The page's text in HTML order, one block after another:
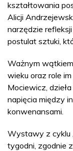
kształtowania
Alicji
narzędzie
postulat sztuki,
Ważnym
wieku oraz role
Mociewicz,
napięcia między
konwenansami.
Wystawy z cyklu
tygodni, zgodnie